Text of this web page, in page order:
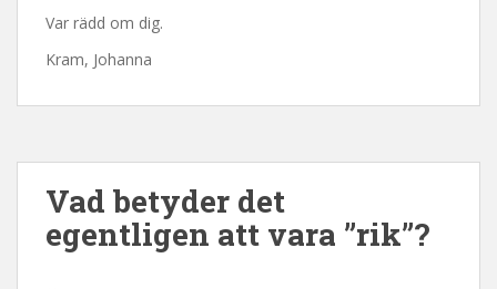
Var rädd om dig.
Kram, Johanna
Vad betyder det
egentligen att vara ”rik”?